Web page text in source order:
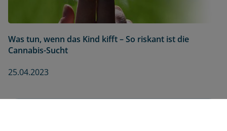
Was tun, wenn das Kind kifft – So riskant ist die
Cannabis-Sucht
25.04.2023